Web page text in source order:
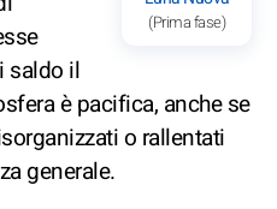
(Prima fase)
saldo il
è pacifica, anche se
o rallentati
generale.